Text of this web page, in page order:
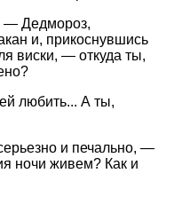
— Дедмороз,
и, прикоснувшись
виски, — откуда ты,
любить... А ты,
и печально, —
ночи живем? Как и